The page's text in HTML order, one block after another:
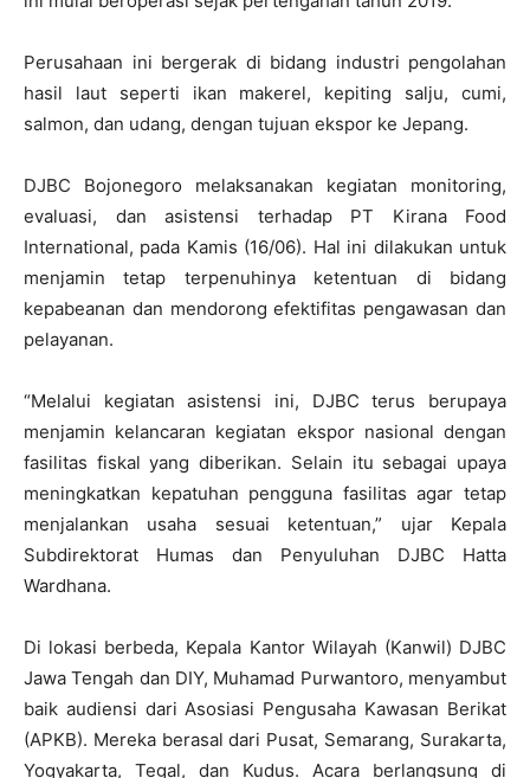
Perusahaan ini bergerak di bidang industri pengolahan
hasil laut seperti ikan makerel, kepiting salju, cumi,
salmon, dan udang, dengan tujuan ekspor ke Jepang.
DJBC Bojonegoro melaksanakan kegiatan monitoring,
evaluasi, dan asistensi terhadap PT Kirana Food
International, pada Kamis (16/06). Hal ini dilakukan untuk
menjamin tetap terpenuhinya ketentuan di bidang
kepabeanan dan mendorong efektifitas pengawasan dan
pelayanan.
“Melalui kegiatan asistensi ini, DJBC terus berupaya
menjamin kelancaran kegiatan ekspor nasional dengan
fasilitas fiskal yang diberikan. Selain itu sebagai upaya
meningkatkan kepatuhan pengguna fasilitas agar tetap
menjalankan usaha sesuai ketentuan,” ujar Kepala
Subdirektorat Humas dan Penyuluhan DJBC Hatta
Wardhana.
Di lokasi berbeda, Kepala Kantor Wilayah (Kanwil) DJBC
Jawa Tengah dan DIY, Muhamad Purwantoro, menyambut
baik audiensi dari Asosiasi Pengusaha Kawasan Berikat
(APKB). Mereka berasal dari Pusat, Semarang, Surakarta,
Yogyakarta, Tegal, dan Kudus. Acara berlangsung di